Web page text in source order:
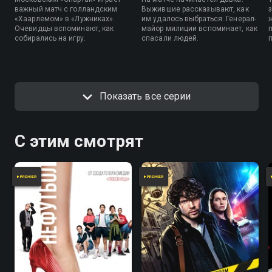
важный матч с голландским
«Хаарлемом» в «Лужниках».
Очевидцы вспоминают, как
собирались на игру.
Выжившие рассказывают, как
им удалось выбраться. Генерал-
майор милиции вспоминает, как
спасали людей.
Показать все серии
С этим смотрят